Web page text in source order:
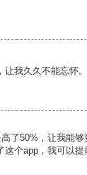
我久久不能忘怀。
了50%，让我能够
这个app，我可以